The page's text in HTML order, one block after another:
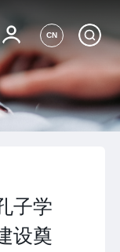
CN
子学
设奠